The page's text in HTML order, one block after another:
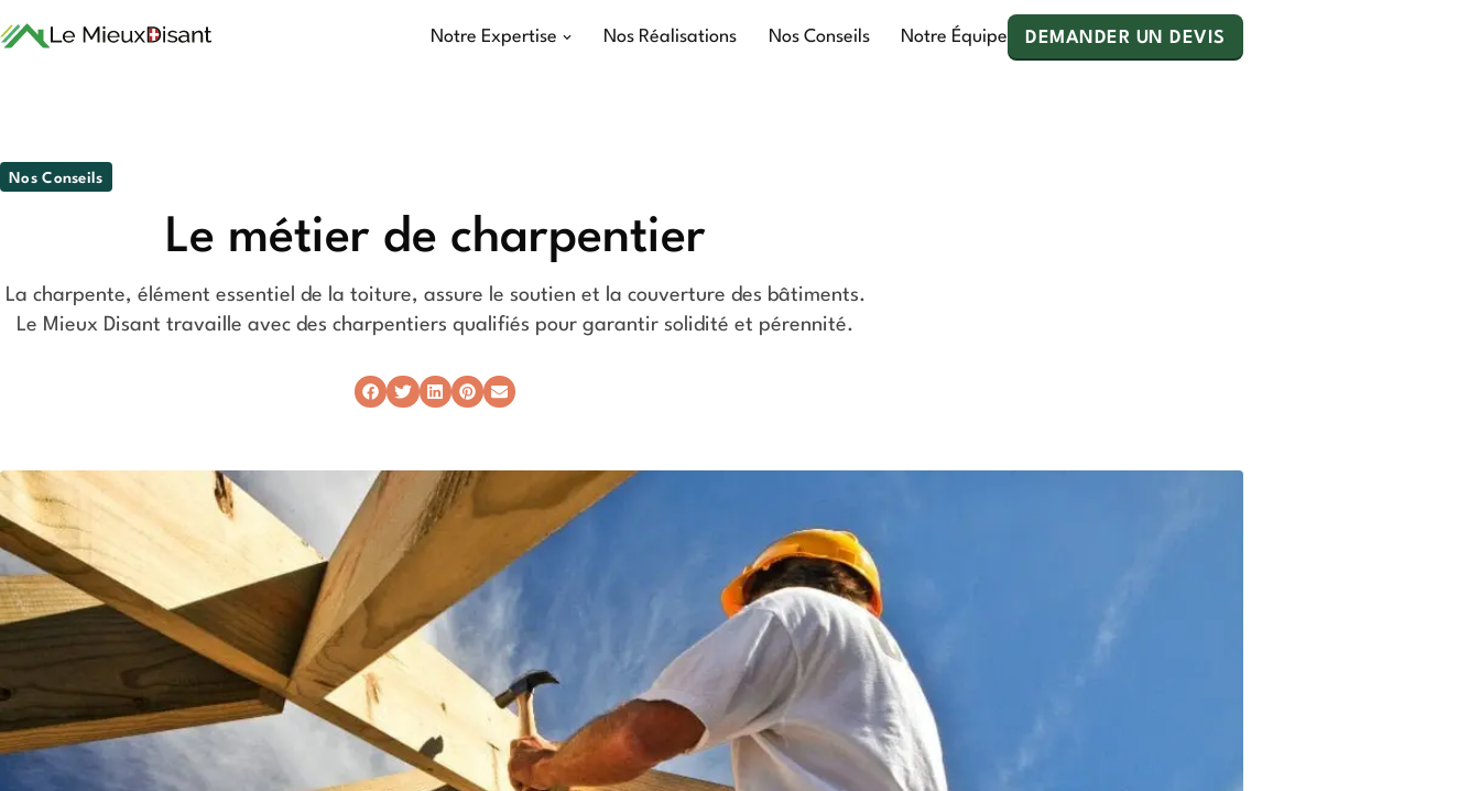
Notre Expertise Nos Réalisations Nos Conseils Notre Équipe DEMANDER UN DEVIS
Nos Conseils
Le métier de charpentier
La charpente, élément essentiel de la toiture, assure le soutien et la couverture des bâtiments.
Le Mieux Disant travaille avec des charpentiers qualifiés pour garantir solidité et pérennité.